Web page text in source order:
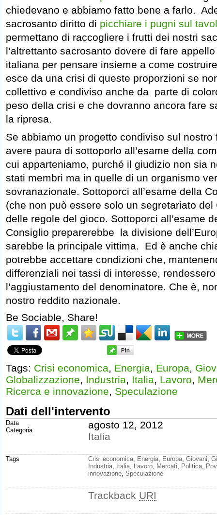
chiedevano e abbiamo fatto bene a farlo.
sacrosanto diritto di picchiare i pugni sul
permettano di raccogliere i frutti dei nostri
l’altrettanto sacrosanto dovere di fare
italiana per pensare insieme a come
esce da una crisi di queste proporzioni se
collettivo e condiviso anche da parte di
peso della crisi e che dovranno ancora fare
la ripresa.
Se abbiamo un progetto condiviso sul nostro
avere paura di sottoporlo all’esame della
cui apparteniamo, purché il giudizio non sia
stati membri ma in quelle di un organismo
sovranazionale. Sottoporci all’esame della
(che non può essere solo un segretariato
delle regole del gioco. Sottoporci all’esame
Consiglio preparerebbe la divisione
sarebbe la principale vittima. Ed è anche
potrebbe accettare condizioni che,
differenziali nei tassi di interesse,
l’aggiustamento del denominatore. Che è,
nostro reddito nazionale.
Be Sociable, Share!
Tags: Crisi economica, Energia, Europa,
Globalizzazione, Industria, Italia, Lavoro,
Ricerca e innovazione, Speculazione
Dati dell'intervento
Data
Categoria
agosto 12, 2012
Italia
Tags Crisi economica, Energia, Europa, Giovani,
Industria, Italia, Lavoro, Mercati, Politica,
innovazione, Speculazione
Trackback URI